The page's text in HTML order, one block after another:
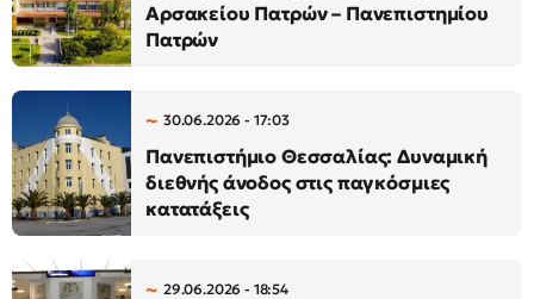
Αρσακείου Πατρών – Πανεπιστημίου
Πατρών
30.06.2026 - 17:03
Πανεπιστήμιο Θεσσαλίας: Δυναμική
διεθνής άνοδος στις παγκόσμιες
κατατάξεις
29.06.2026 - 18:54